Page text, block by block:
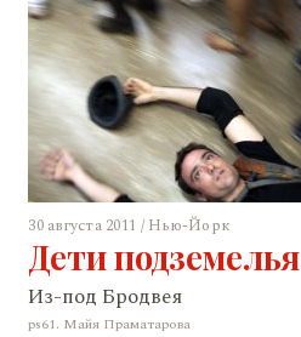
30 августа 2011 / Нью-Йорк
Дети подземелья
Из-под Бродвея
ps61. Майя Праматарова